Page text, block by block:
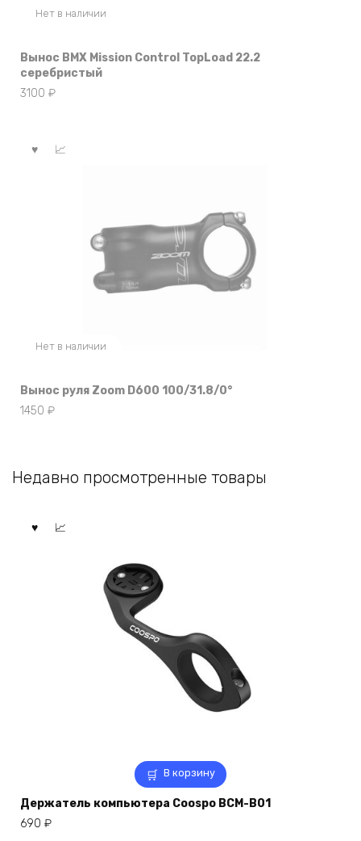
Нет в наличии
Вынос BMX Mission Control TopLoad 22.2
серебристый
3100 ₽
Нет в наличии
Вынос руля Zoom D600 100/31.8/0°
1450 ₽
Недавно просмотренные товары
В корзину
Держатель компьютера Coospo BCM-B01
690 ₽